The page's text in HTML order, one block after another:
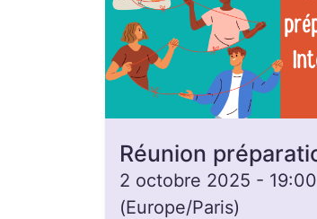
2 octobre 2025 - 19:00
(Europe/Paris)